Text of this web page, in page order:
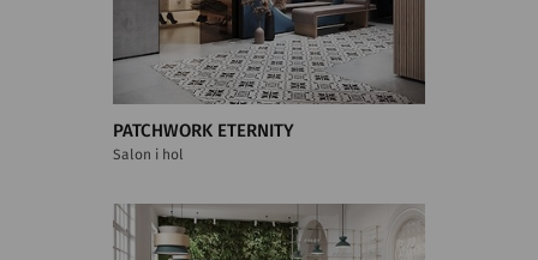
PATCHWORK ETERNITY
Salon i hol